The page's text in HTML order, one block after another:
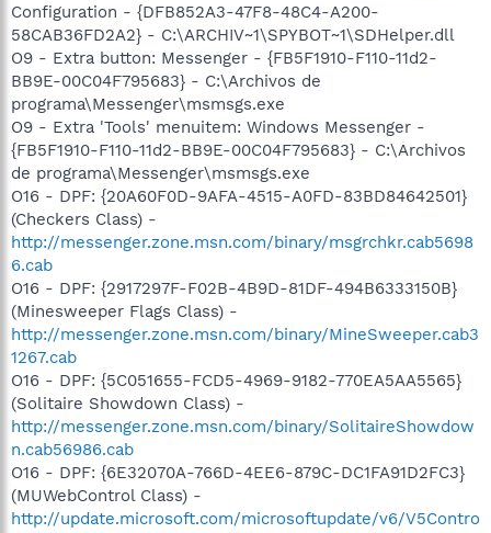
Configuration - {DFB852A3-47F8-48C4-A200-
58CAB36FD2A2} - C:\ARCHIV~1\SPYBOT~1\SDHelper.dll
O9 - Extra button: Messenger - {FB5F1910-F110-11d2-
BB9E-00C04F795683} - C:\Archivos de
programa\Messenger\msmsgs.exe
O9 - Extra 'Tools' menuitem: Windows Messenger -
{FB5F1910-F110-11d2-BB9E-00C04F795683} - C:\Archivos
de programa\Messenger\msmsgs.exe
O16 - DPF: {20A60F0D-9AFA-4515-A0FD-83BD84642501}
(Checkers Class) -
http://messenger.zone.msn.com/binary/msgrchkr.cab5698
6.cab
O16 - DPF: {2917297F-F02B-4B9D-81DF-494B6333150B}
(Minesweeper Flags Class) -
http://messenger.zone.msn.com/binary/MineSweeper.cab3
1267.cab
O16 - DPF: {5C051655-FCD5-4969-9182-770EA5AA5565}
(Solitaire Showdown Class) -
http://messenger.zone.msn.com/binary/SolitaireShowdow
n.cab56986.cab
O16 - DPF: {6E32070A-766D-4EE6-879C-DC1FA91D2FC3}
(MUWebControl Class) -
http://update.microsoft.com/microsoftupdate/v6/V5Contro